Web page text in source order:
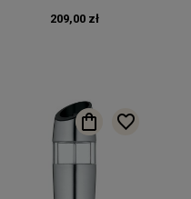
209,00 zł